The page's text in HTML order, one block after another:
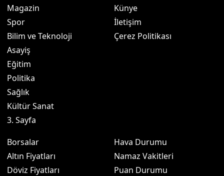
Magazin
Spor
Bilim ve Teknoloji
Asayiş
Eğitim
Politika
Sağlık
Kültür Sanat
3. Sayfa
Künye
İletişim
Çerez Politikası
Borsalar
Altın Fiyatları
Döviz Fiyatları
Hava Durumu
Namaz Vakitleri
Puan Durumu